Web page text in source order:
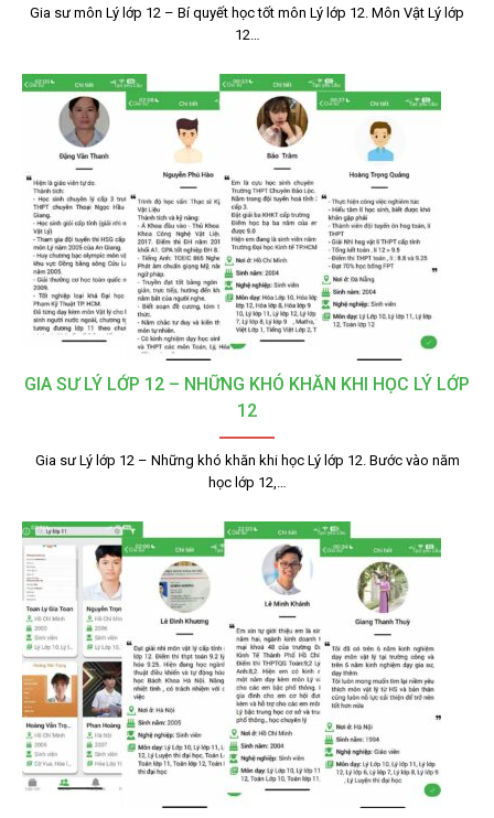
Gia sư môn Lý lớp 12 – Bí quyết học tốt môn Lý lớp 12. Môn Vật Lý lớp
12…
GIA SƯ LÝ LỚP 12 – NHỮNG KHÓ KHĂN KHI HỌC LÝ LỚP
12
Gia sư Lý lớp 12 – Những khó khăn khi học Lý lớp 12. Bước vào năm
học lớp 12,…